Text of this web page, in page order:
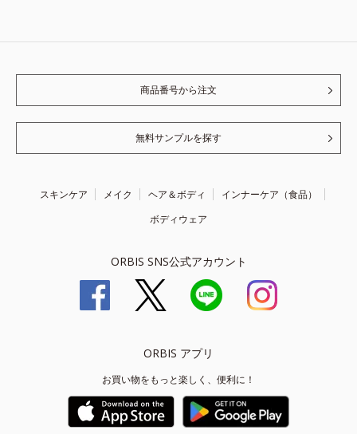
商品番号から注文
無料サンプルを探す
スキンケア メイク ヘア＆ボディ
インナーケア（食品）
ボディウェア
ORBIS SNS公式アカウント
ORBIS アプリ
お買い物をもっと楽しく、便利に！